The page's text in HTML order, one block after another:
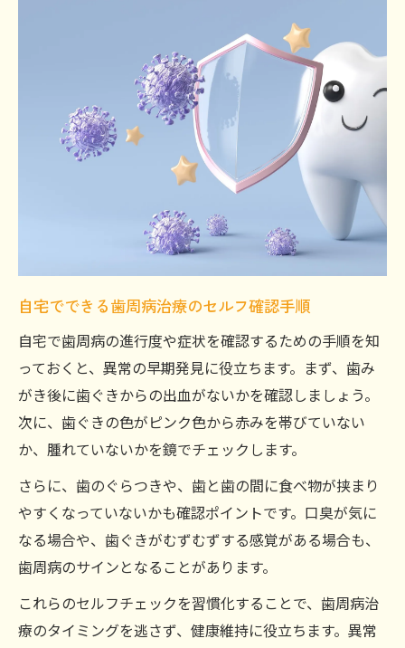
自宅でできる歯周病治療のセルフ確認手順
自宅で歯周病の進行度や症状を確認するための手順を知
っておくと、異常の早期発見に役立ちます。まず、歯み
がき後に歯ぐきからの出血がないかを確認しましょう。
次に、歯ぐきの色がピンク色から赤みを帯びていない
か、腫れていないかを鏡でチェックします。
さらに、歯のぐらつきや、歯と歯の間に食べ物が挟まり
やすくなっていないかも確認ポイントです。口臭が気に
なる場合や、歯ぐきがむずむずする感覚がある場合も、
歯周病のサインとなることがあります。
これらのセルフチェックを習慣化することで、歯周病治
療のタイミングを逃さず、健康維持に役立ちます。異常